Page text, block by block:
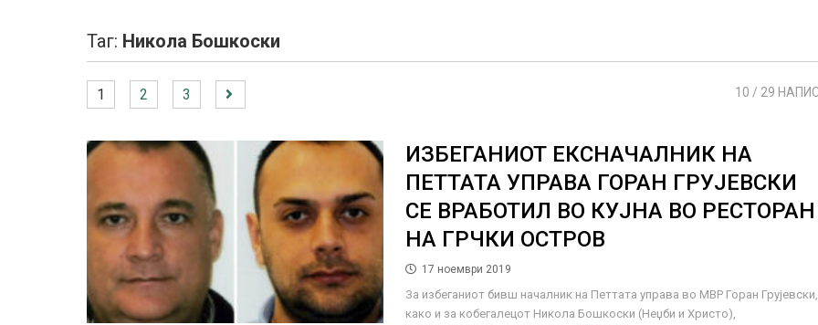
Таг: Никола Бошкоски
1 2 3 10 / 29
ИЗБЕГАНИОТ ЕКСНАЧАЛНИК НА
ПЕТТАТА УПРАВА ГОРАН ГРУЈЕВСКИ
СЕ ВРАБОТИЛ ВО КУЈНА ВО РЕСТОРАН
НА ГРЧКИ ОСТРОВ
17 ноември 2019
За избеганиот бивш началник на Петтата управа во МВР Горан Грујевски,
како и за кобегалецот Никола Бошкоски (Неџби и Христо),